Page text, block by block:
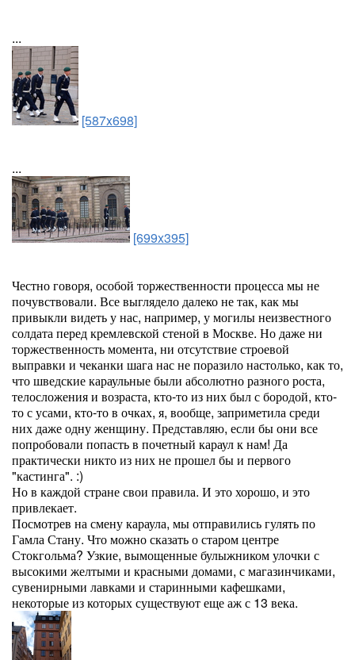
...
[587x698]
...
[699x395]
Честно говоря, особой торжественности процесса мы не
почувствовали. Все выглядело далеко не так, как мы
привыкли видеть у нас, например, у могилы неизвестного
солдата перед кремлевской стеной в Москве. Но даже ни
торжественность момента, ни отсутствие строевой
выправки и чеканки шага нас не поразило настолько, как то,
что шведские караульные были абсолютно разного роста,
телосложения и возраста, кто-то из них был с бородой, кто-
то с усами, кто-то в очках, я, вообще, заприметила среди
них даже одну женщину. Представляю, если бы они все
попробовали попасть в почетный караул к нам! Да
практически никто из них не прошел бы и первого
"кастинга". :)
Но в каждой стране свои правила. И это хорошо, и это
привлекает.
Посмотрев на смену караула, мы отправились гулять по
Гамла Стану. Что можно сказать о старом центре
Стокгольма? Узкие, вымощенные булыжником улочки с
высокими желтыми и красными домами, с магазинчиками,
сувенирными лавками и старинными кафешками,
некоторые из которых существуют еще аж с 13 века.